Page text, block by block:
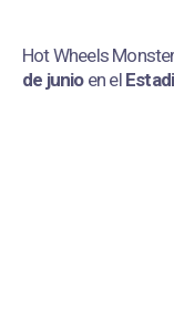
Hot Wheels
de junio en el